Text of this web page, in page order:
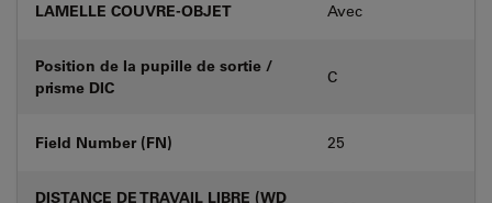
LAMELLE COUVRE-OBJET Avec
Position de la pupille de sortie /
prisme DIC
C
Field Number (FN) 25
DISTANCE DE TRAVAIL LIBRE (WD